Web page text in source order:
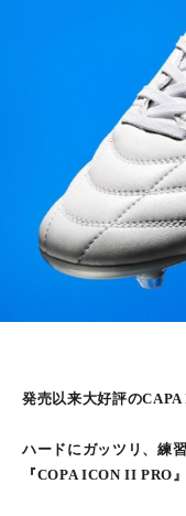
発売以来大好評の
ハードにガッツリ、練
『COPA ICON II PRO